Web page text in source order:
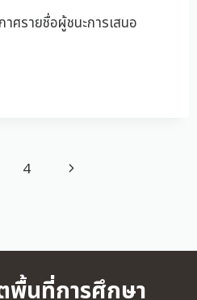
าศรายชื่อผู้ชนะการเสนอ
4
พื้นที่การศึกษา